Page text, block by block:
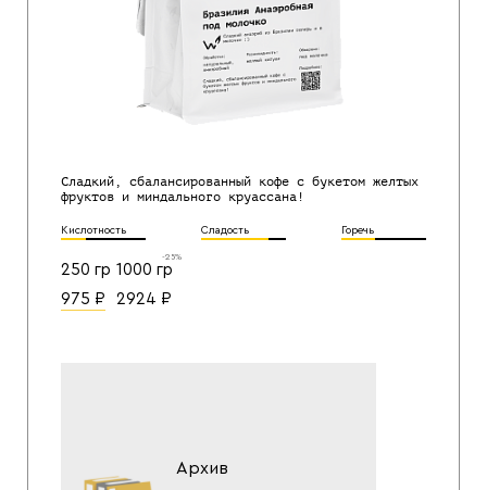
Сладкий, сбалансированный кофе с букетом желтых
фруктов и миндального круассана!
Кислотность Сладость Горечь
250 гр
975 ₽
1000 гр
-25%
2924 ₽
Архив